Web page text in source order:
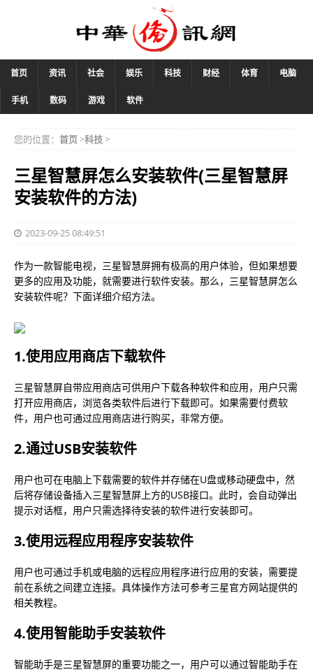
首页 资讯 社会 娱乐 科技 财经 体育 电脑
手机 数码 游戏 软件
您的位置： 首页>科技>
三星智慧屏怎么安装软件(三星智慧屏
安装软件的方法)
2023-09-25 08:49:51
作为一款智能电视，三星智慧屏拥有极高的用户体验，但如果想要
更多的应用及功能，就需要进行软件安装。那么，三星智慧屏怎么
安装软件呢？下面详细介绍方法。
1.使用应用商店下载软件
三星智慧屏自带应用商店可供用户下载各种软件和应用，用户只需
打开应用商店，浏览各类软件后进行下载即可。如果需要付费软
件，用户也可通过应用商店进行购买，非常方便。
2.通过USB安装软件
用户也可在电脑上下载需要的软件并存储在U盘或移动硬盘中，然
后将存储设备插入三星智慧屏上方的USB接口。此时，会自动弹出
提示对话框，用户只需选择待安装的软件进行安装即可。
3.使用远程应用程序安装软件
用户也可通过手机或电脑的远程应用程序进行应用的安装，需要提
前在系统之间建立连接。具体操作方法可参考三星官方网站提供的
相关教程。
4.使用智能助手安装软件
智能助手是三星智慧屏的重要功能之一，用户可以通过智能助手在